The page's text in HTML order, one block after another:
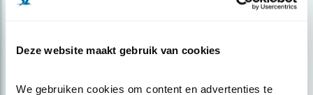
Deze website maakt gebruik van cookies
We gebruiken cookies om content en advertenties te
over vogels en activiteiten van Vogelbescherming.